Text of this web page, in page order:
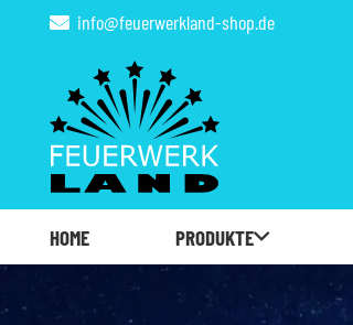
info@feuerwerkland-shop.de
HOME PRODUKTE